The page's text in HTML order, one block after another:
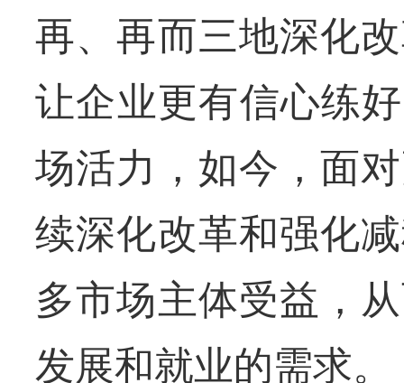
再、再而三地深化
让企业更有信心练
场活力，如今，面
续深化改革和强化
多市场主体受益，
发展和就业的需求。